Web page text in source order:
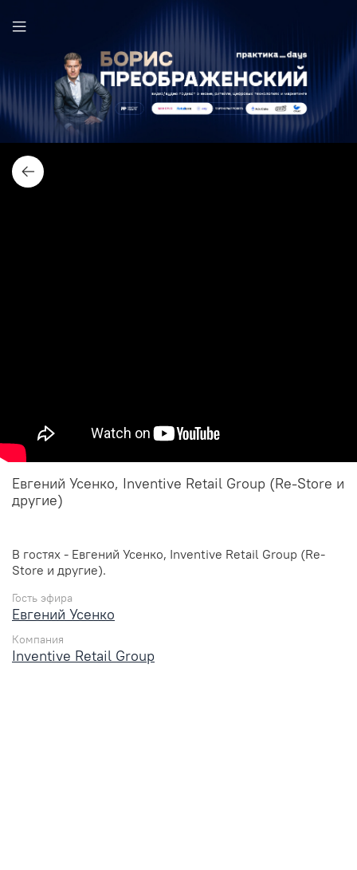
Евгений Усенко, Inventive Retail Group (Re-Store и
другие)
В гостях - Евгений Усенко, Inventive Retail Group (Re-
Store и другие).
Гость эфира
Евгений Усенко
Компания
Inventive Retail Group